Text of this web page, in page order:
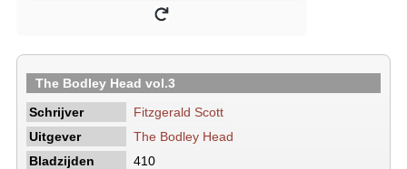
The Bodley Head vol.3
Schrijver
Fitzgerald Scott
Uitgever
The Bodley Head
Bladzijden
410